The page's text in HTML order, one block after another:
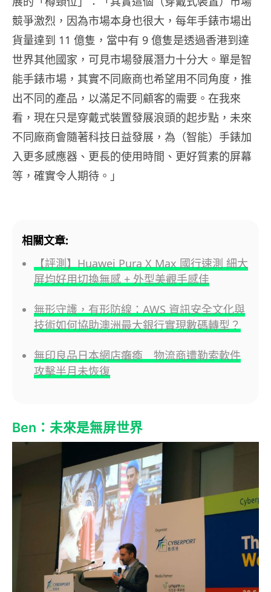
競爭激烈，因為市場本身也很大，每年手錶市場出
貨量達到 11 億隻，當中有 9 億隻是透過香港到達
世界其他國家，可見市場發展潛力十分大。單是智
能手錶市場，其實不同廠商也希望用不同角度，推
出不同的產品，以滿足不同顧客的需要。在我來
看，現在只是穿戴式裝置發展浪頭的起步點，未來
不同廠商會隨著科技日益發展，為（智能）手錶加
入更多感應器、更長的使用時間、更好質素的屏幕
等，確實令人期待。」
相關文章:
【評測】Huawei Pura X Max 國行速測 細大
屏均好用切換無感 + 外型美觀手感佳
無形守護，有形防線：AWS 資訊安全文化與
技術如何協助澳洲最大銀行實現數碼轉型？
無印良品日本網店癱瘓 物流商遭勒索軟件
攻擊半月未恢復
Ben：未來是無屏世界